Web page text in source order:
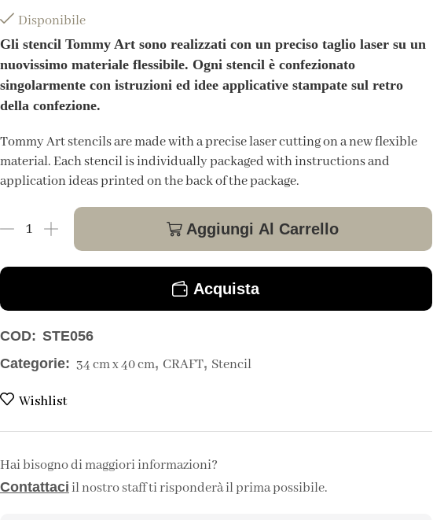
Disponibile
Gli stencil Tommy Art sono realizzati con un preciso taglio laser su un
nuovissimo materiale flessibile. Ogni stencil è confezionato
singolarmente con istruzioni ed idee applicative stampate sul retro
della confezione.
Tommy Art stencils are made with a precise laser cutting on a new flexible
material. Each stencil is individually packaged with instructions and
application ideas printed on the back of the package.
Aggiungi Al Carrello
Acquista
COD: STE056
Categorie: 34 cm x 40 cm, CRAFT, Stencil
Wishlist
Hai bisogno di maggiori informazioni?
Contattaci il nostro staff ti risponderà il prima possibile.